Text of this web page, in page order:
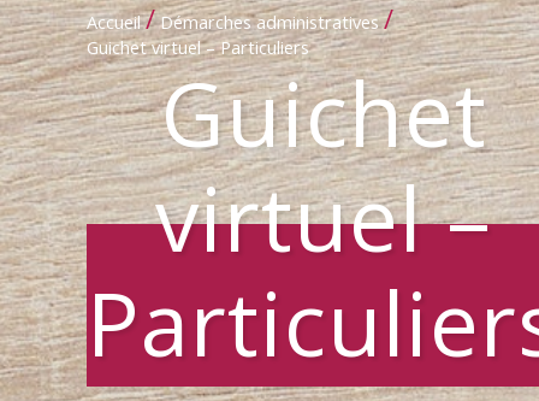
Accueil / Démarches administratives /
Guichet virtuel – Particuliers
Guichet
virtuel –